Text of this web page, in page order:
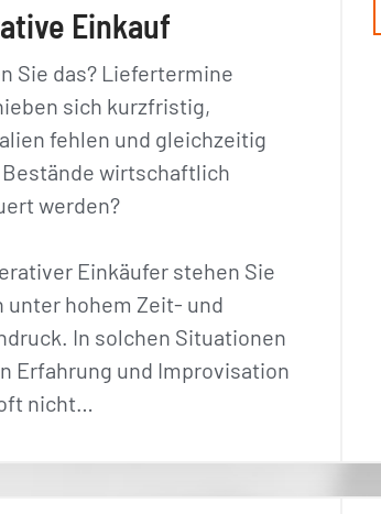
Einkauf
Sie das? Liefertermine
sich kurzfristig,
fehlen und gleichzeitig
wirtschaftlich
werden?
Einkäufer stehen Sie
unter hohem Zeit- und
In solchen Situationen
Erfahrung und Improvisation
nicht…